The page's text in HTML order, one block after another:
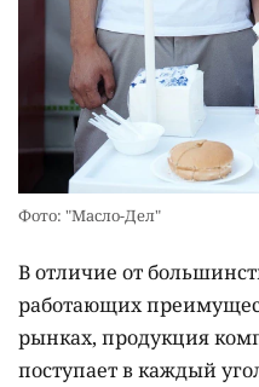
Фото: "Масло-Дел"
В отличие от
работающих
рынках, продукция
поступает в каждый